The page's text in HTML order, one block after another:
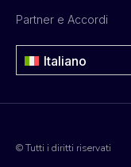
Partner e Accordi
Italiano
© Tutti i diritti riservati